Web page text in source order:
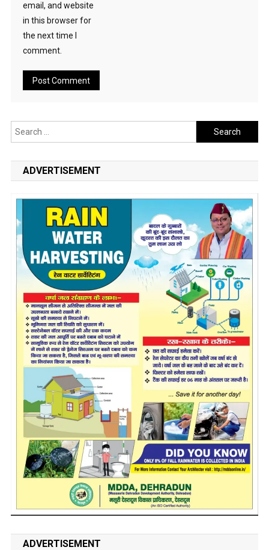
email, and website
in this browser for
the next time I
comment.
Search
for:
ADVERTISEMENT
ADVERTISEMENT